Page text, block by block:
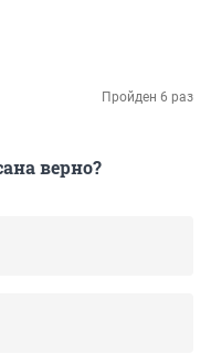
Пройден 6 раз
верно?